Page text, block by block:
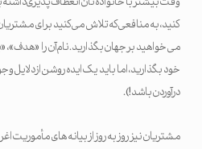
کنید، به منافعی که تلاش می کنید برای مشتریان
می خواهید بر جهان بگذارید. نام آن را «هدف»،
خود بگذارید، اما باید یک ایده روشن از دلایل
درآوردن باشد!).
مشتریان نیز روز به روز از بیانه های